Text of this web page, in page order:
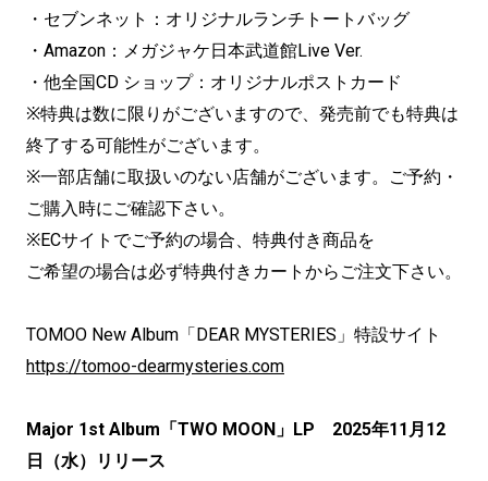
・セブンネット：オリジナルランチトートバッグ
・Amazon：メガジャケ日本武道館Live Ver.
・他全国CD ショップ：オリジナルポストカード
※特典は数に限りがございますので、発売前でも特典は
終了する可能性がございます。
※一部店舗に取扱いのない店舗がございます。ご予約・
ご購入時にご確認下さい。
※ECサイトでご予約の場合、特典付き商品を
ご希望の場合は必ず特典付きカートからご注文下さい。
TOMOO New Album「DEAR MYSTERIES」特設サイト
https://tomoo-dearmysteries.com
Major 1st Album「TWO MOON」LP
2025年11月12
日（水）リリース